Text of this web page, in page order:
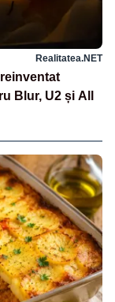
Realitatea.NET
Blur, U2 și All